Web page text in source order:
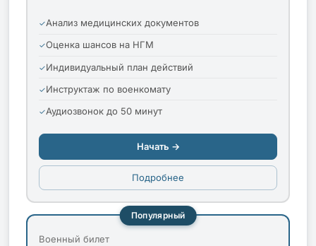
Анализ медицинских документов
Оценка шансов на НГМ
Индивидуальный план действий
Инструктаж по военкомату
Аудиозвонок до 50 минут
Начать →
Подробнее
Популярный
Военный билет